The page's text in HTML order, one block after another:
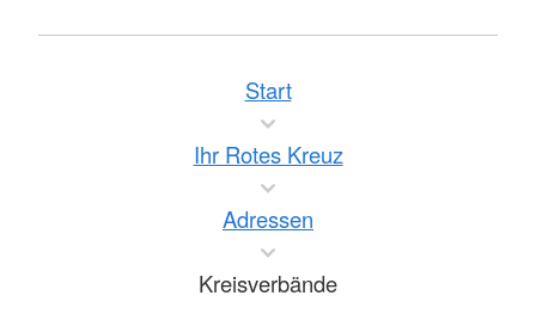
Start
Ihr Rotes Kreuz
Adressen
Kreisverbände